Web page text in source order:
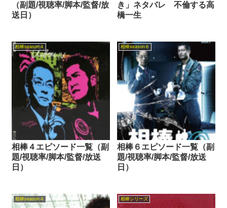
（副題/視聴率/脚本/監督/放
送日）
き」ネタバレ 不倫する高
橋一生
相棒season４
相棒４エピソード一覧（副
題/視聴率/脚本/監督/放送
日）
相棒season６
相棒６エピソード一覧（副
題/視聴率/脚本/監督/放送
日）
相棒season４ 相棒シリーズ